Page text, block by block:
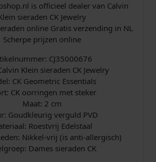
:
€
7
9
,
0
is officieel dealer van Calvin
sieraden CK Jewelry
online Gratis verzending in NL
Scherpe prijzen online
CJ35000676
Klein sieraden CK Jewelry
CK Geometric Essentials
CK oorringen met steker
Maat: 2 cm
Goudkleurig verguld PVD
Roestvrij Edelstaal
Nikkel-vrij (is anti-allergisch)
Dames sieraden CK